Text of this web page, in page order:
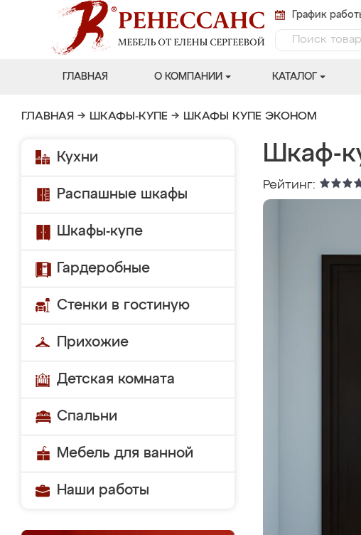
График
ГЛАВНАЯ О КОМПАНИИ КАТАЛОГ
ГЛАВНАЯ → ШКАФЫ-КУПЕ → ШКАФЫ КУПЕ ЭКОНОМ
Кухни
Распашные шкафы
Шкафы-купе
Гардеробные
Стенки в гостиную
Прихожие
Детская комната
Спальни
Мебель для ванной
Наши работы
Шкаф-
Рейтинг: